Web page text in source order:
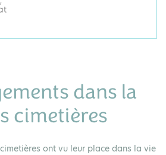
dans la
cimetières
ont vu leur place dans la vie